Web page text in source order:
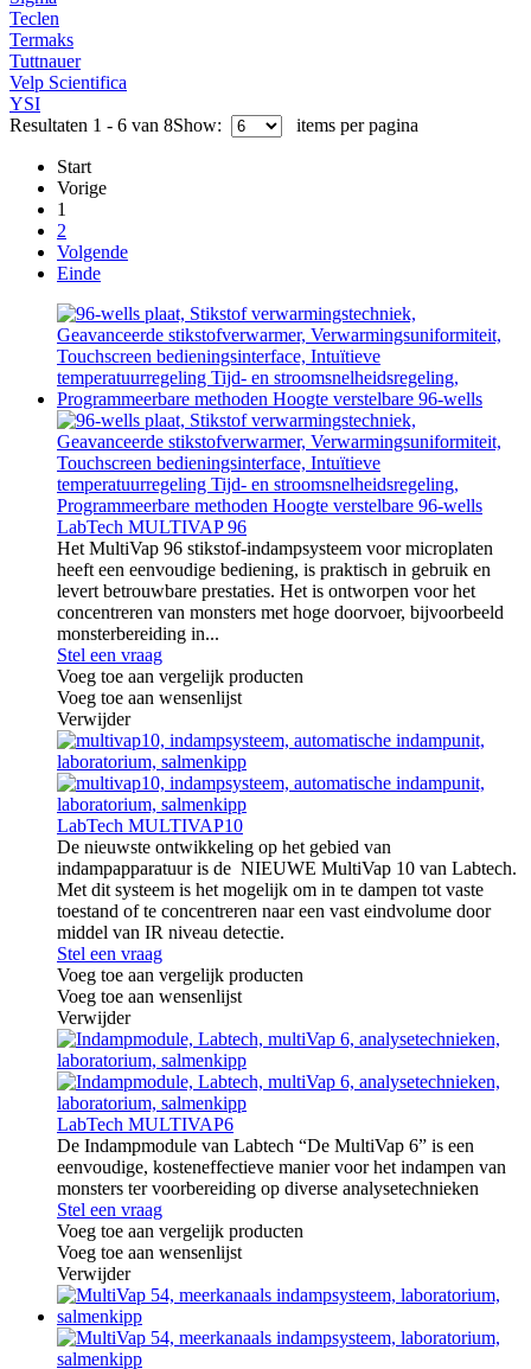
Teclen
Termaks
Tuttnauer
Velp Scientifica
YSI
Resultaten 1 - 6 van 8Show: items per pagina
Start
Vorige
1
2
Volgende
Einde
LabTech MULTIVAP 96
Het MultiVap 96 stikstof-indampsysteem voor microplaten
heeft een eenvoudige bediening, is praktisch in gebruik en
levert betrouwbare prestaties. Het is ontworpen voor het
concentreren van monsters met hoge doorvoer, bijvoorbeeld
monsterbereiding in...
Stel een vraag
Voeg toe aan vergelijk producten
Voeg toe aan wensenlijst
Verwijder
LabTech MULTIVAP10
De nieuwste ontwikkeling op het gebied van
indampapparatuur is de NIEUWE MultiVap 10 van Labtech.
Met dit systeem is het mogelijk om in te dampen tot vaste
toestand of te concentreren naar een vast eindvolume door
middel van IR niveau detectie.
Stel een vraag
Voeg toe aan vergelijk producten
Voeg toe aan wensenlijst
Verwijder
LabTech MULTIVAP6
De Indampmodule van Labtech “De MultiVap 6” is een
eenvoudige, kosteneffectieve manier voor het indampen van
monsters ter voorbereiding op diverse analysetechnieken
Stel een vraag
Voeg toe aan vergelijk producten
Voeg toe aan wensenlijst
Verwijder